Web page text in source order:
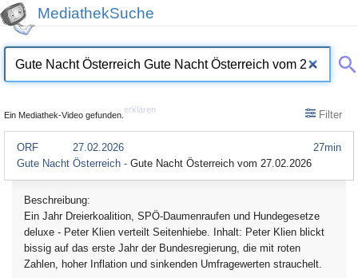
MediathekSuche
Ein Mediathek-Video gefunden.
erklären Filter
27min
ORF
27.02.2026
Gute Nacht Österreich - Gute Nacht Österreich vom 27.02.2026
Beschreibung:
Ein Jahr Dreierkoalition, SPÖ-Daumenraufen und Hundegesetze
deluxe - Peter Klien verteilt Seitenhiebe. Inhalt: Peter Klien blickt
bissig auf das erste Jahr der Bundesregierung, die mit roten
Zahlen, hoher Inflation und sinkenden Umfragewerten strauchelt.